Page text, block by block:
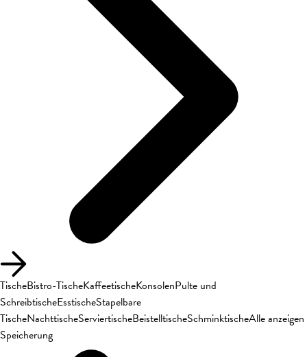
TischeBistro-TischeKaffeetischeKonsolenPulte und
SchreibtischeEsstischeStapelbare
TischeNachttischeServiertischeBeistelltischeSchminktischeAlle anzeigen
Speicherung